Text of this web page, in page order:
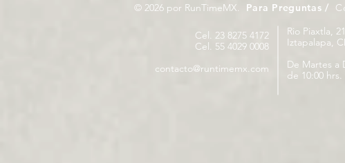
© 2026 por RunTimeMX. Para Preguntas /
Rio Piaxtla,
Iztapalapa,
De Martes a
de 10:00 hrs.
Cel. 23 8275 4172
Cel. 55 4029 0008
contacto@runtimemx.com